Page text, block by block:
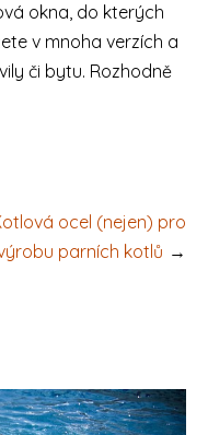
okna, do kterých
v mnoha verzích a
či bytu. Rozhodně
ocel (nejen) pro
parních kotlů